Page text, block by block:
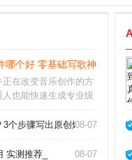
哪个好 零基础写歌神器推荐_
在改变音乐创作的方
人也能快速生成专业级
作人，这类工具都能帮
曲软件操作非常简
个步骤写出原创爆款_
08-07
实测推荐_ 08-07